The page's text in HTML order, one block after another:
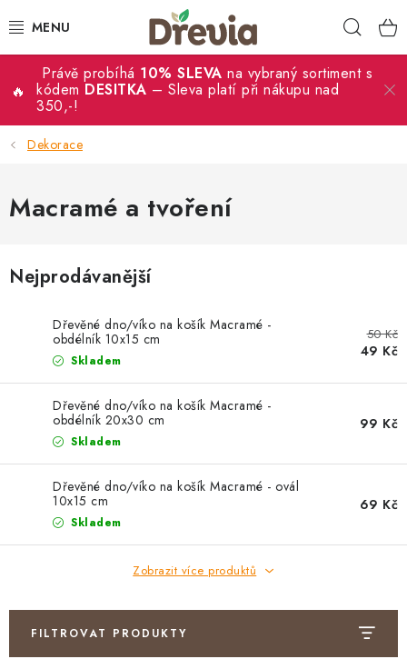
na
SVATBA 💍
DÁRKY
KUCHYŇSKÉ POTŘEBY
DEKORACE
MATERIÁLY A TVOŘENÍ
PRO FIRMY
VÝPRODEJ 🔥
Dřeviny a certifikáty
Pro firmy Velkoobchod Kontakt
Právě probíhá 10% SLEVA na vybraný sortiment s
kódem DESITKA – Sleva platí při nákupu nad
350,-!
Dekorace
Macramé a tvoření
Nejprodávanější
Dřevěné dno/víko na košík Macramé -
obdélník 10x15 cm
Skladem
50 Kč
49 Kč
Dřevěné dno/víko na košík Macramé -
obdélník 20x30 cm
Skladem
99 Kč
Dřevěné dno/víko na košík Macramé - ovál
10x15 cm
Skladem
69 Kč
Zobrazit více produktů
FILTROVAT PRODUKTY